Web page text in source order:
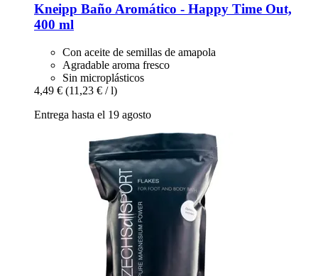
Kneipp Baño Aromático -​ Happy Time Out,
400 ml
Con aceite de semillas de amapola
Agradable aroma fresco
Sin microplásticos
4,49 € (11,23 € / l)
Entrega hasta el 19 agosto